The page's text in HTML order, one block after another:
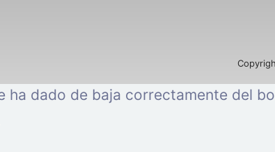
ha dado de baja correctamente del